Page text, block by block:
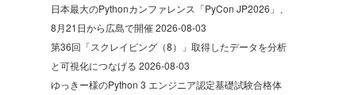
日本最大のPythonカンファレンス「PyCon JP2026」、
8月21日から広島で開催2026-08-03
第36回「スクレイピング（8）」取得したデータを分析
と可視化につなげる 2026-08-03
ゆっきー様のPython 3 エンジニア認定基礎試験合格体